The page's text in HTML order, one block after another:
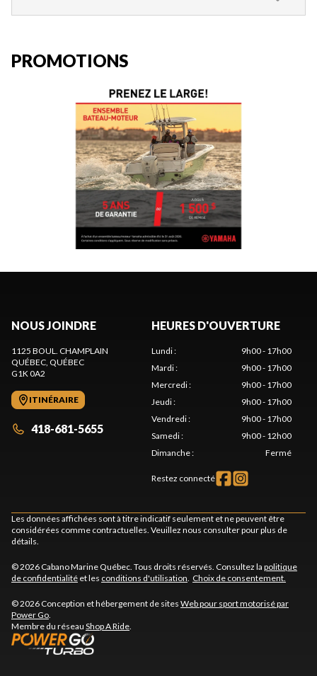
PROMOTIONS
NOUS JOINDRE
1125 BOUL. CHAMPLAIN
QUÉBEC, QUÉBEC
G1K 0A2
ITINÉRAIRE
418-681-5655
HEURES D'OUVERTURE
Lundi:
9h00 - 17h00
Mardi:
9h00 - 17h00
Mercredi:
9h00 - 17h00
Jeudi:
9h00 - 17h00
Vendredi:
9h00 - 17h00
Samedi:
9h00 - 12h00
Dimanche: Fermé
Restez connecté
Les données affichées sont à titre indicatif seulement et ne peuvent être
considérées comme contractuelles. Veuillez nous consulter pour plus de
détails.
© 2026 Cabano Marine Québec. Tous droits réservés. Consultez la politique
de confidentialité et les conditions d'utilisation. Choix de consentement.
© 2026 Conception et hébergement de sites Web pour sport motorisé par
Power Go.
Membre du réseau Shop A Ride.